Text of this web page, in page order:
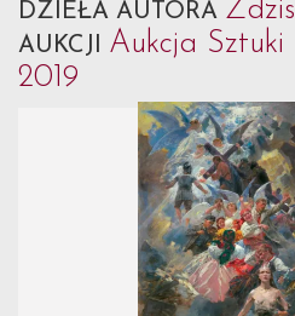
DZIEŁA AUTORA
AUKCJI Aukcja Sztuki
2019